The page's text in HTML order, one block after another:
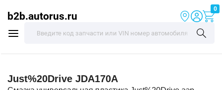
b2b.autorus.ru
0
Just%20Drive JDA170A